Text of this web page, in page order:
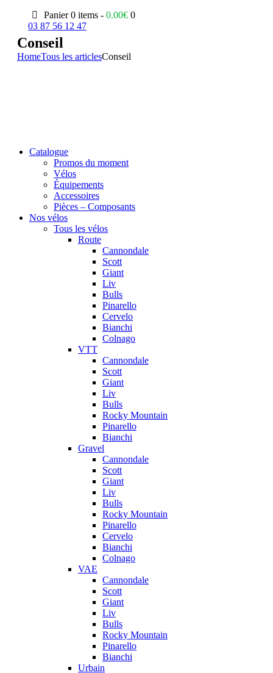
Panier 0 items -0.00€ 0
03 87 56 12 47
Conseil
HomeTous les articlesConseil
Catalogue
Promos du moment
Vélos
Équipements
Accessoires
Pièces – Composants
Nos vélos
Tous les vélos
Route
Cannondale
Scott
Giant
Liv
Bulls
Pinarello
Cervelo
Bianchi
Colnago
VTT
Cannondale
Scott
Giant
Liv
Bulls
Rocky Mountain
Pinarello
Bianchi
Gravel
Cannondale
Scott
Giant
Liv
Bulls
Rocky Mountain
Pinarello
Cervelo
Bianchi
Colnago
VAE
Cannondale
Scott
Giant
Liv
Bulls
Rocky Mountain
Pinarello
Bianchi
Urbain